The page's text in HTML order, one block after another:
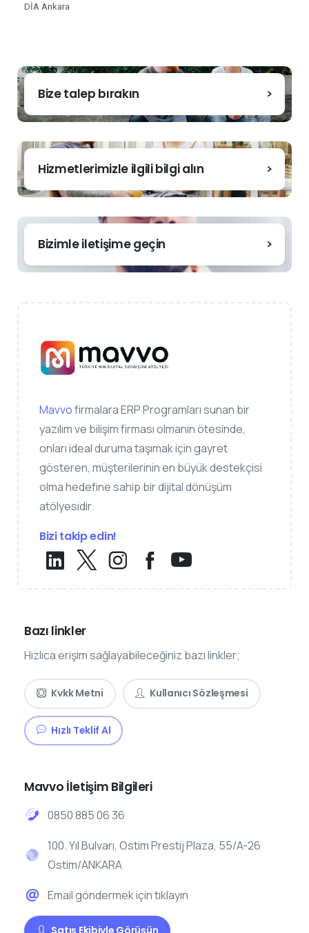
DİA Ankara
Bize talep bırakın
Hizmetlerimizle ilgili bilgi alın
Bizimle iletişime geçin
Mavvofirmalara ERP Programları sunan bir
yazılım ve bilişim firması olmanın ötesinde,
onları ideal duruma taşımak için gayret
gösteren, müşterilerinin en büyük destekçisi
olma hedefine sahip bir dijital dönüşüm
atölyesidir.
Bizi takip edin!
Bazı linkler
Hızlıca erişim sağlayabileceğiniz bazı linkler;
Kvkk Metni Kullanıcı Sözleşmesi
Hızlı Teklif Al
Mavvo İletişim Bilgileri
0850 885 06 36
100. Yıl Bulvarı, Ostim Prestij Plaza, 55/A-26
Ostim/ANKARA
Email göndermek için tıklayın